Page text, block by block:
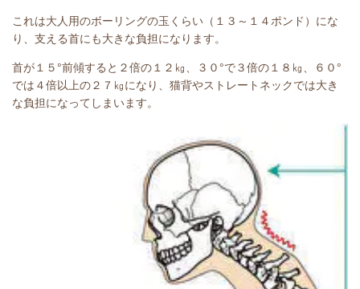
これは大人用のボーリングの玉くらい（１３～１４ポンド）にな
り、支える首にも大きな負担になります。
首が１５°前傾すると２倍の１２㎏、３０°で３倍の１８㎏、６０°
では４倍以上の２７㎏になり、猫背やストレートネックでは大き
な負担になってしまいます。